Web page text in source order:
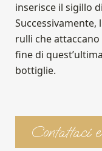
inserisce il sigillo
rulli che
fine di
bottiglie.
Contattaci